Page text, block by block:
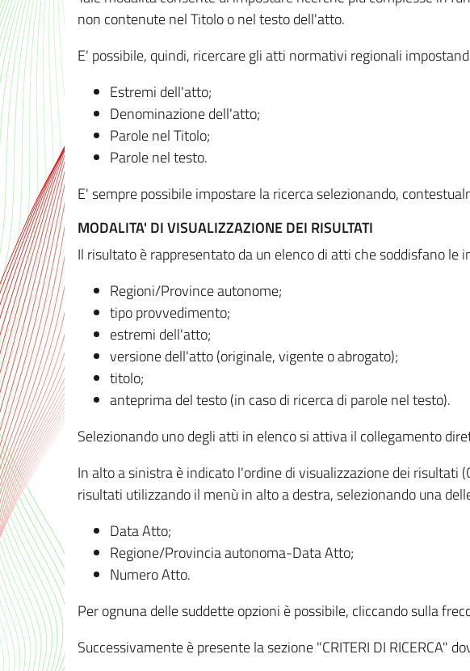
non contenute nel Titolo o nel testo dell'atto.
E' possibile, quindi, ricercare gli atti normativi regionali
Estremi dell'atto;
Denominazione dell'atto;
Parole nel Titolo;
Parole nel testo.
E' sempre possibile impostare la ricerca selezionando,
MODALITA' DI VISUALIZZAZIONE DEI RISULTATI
Il risultato è rappresentato da un elenco di atti che soddisfano
Regioni/Province autonome;
tipo provvedimento;
estremi dell'atto;
versione dell'atto (originale, vigente o abrogato);
titolo;
anteprima del testo (in caso di ricerca di parole nel testo).
Selezionando uno degli atti in elenco si attiva il collegamento
In alto a sinistra è indicato l'ordine di visualizzazione dei risultati
risultati utilizzando il menù in alto a destra, selezionando una
Data Atto;
Regione/Provincia autonoma-Data Atto;
Numero Atto.
Per ognuna delle suddette opzioni è possibile, cliccando sulla
Successivamente è presente la sezione "CRITERI DI RICERCA"